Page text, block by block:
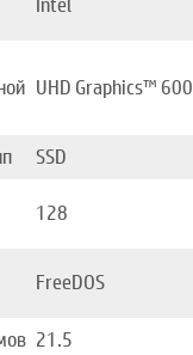
Intel
UHD Graphics™ 600
SSD
128
FreeDOS
21.5